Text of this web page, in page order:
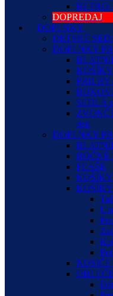
RETRO
DOPREDAJ
DOPLNKY
DETSKÉ
DOPLNKY
KOŠÍKY
PRILBY
SEDLÁ
deti
DOPLNKY
BOČNÉ
FĽAŠE
KOŠÍKY